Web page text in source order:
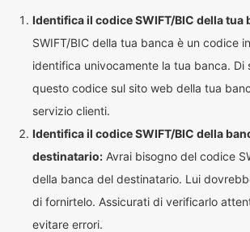
Identifica il codice SWIFT/BIC della tua
SWIFT/BIC della tua banca è un codice
identifica univocamente la tua banca. Di
questo codice sul sito web della tua
servizio clienti.
Identifica il codice SWIFT/BIC della
destinatario: Avrai bisogno del codice
della banca del destinatario. Lui
di fornirtelo. Assicurati di verificarlo
evitare errori.